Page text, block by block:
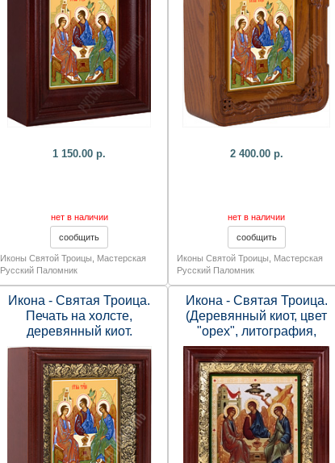
1 150.00 р.
нет в наличии
Иконы Святой Троицы
Мастерская
Русский Паломник
2 400.00 р.
нет в наличии
Иконы Святой Троицы
Мастерская
Русский Паломник
Икона - Святая Троица.
Печать на холсте,
деревянный киот.
155х140х52 мм.
Икона - Святая Троица.
(Деревянный киот, цвет
"орех", литография,
тиснение, стразы, багет,
стекло. )